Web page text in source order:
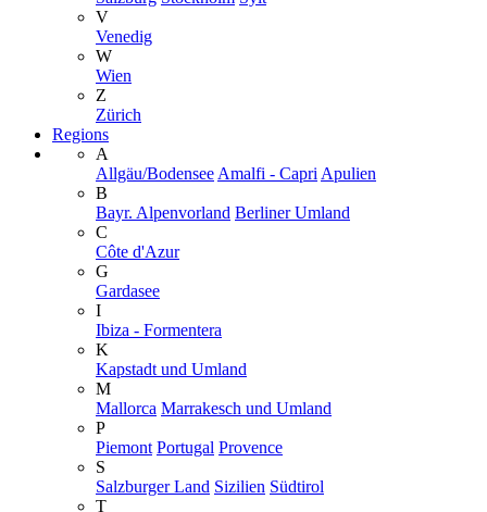
V
Venedig
W
Wien
Z
Zürich
Regions
A
Allgäu/Bodensee Amalfi - Capri Apulien
B
Bayr. Alpenvorland Berliner Umland
C
Côte d'Azur
G
Gardasee
I
Ibiza - Formentera
K
Kapstadt und Umland
M
Mallorca Marrakesch und Umland
P
Piemont Portugal Provence
S
Salzburger Land Sizilien Südtirol
T